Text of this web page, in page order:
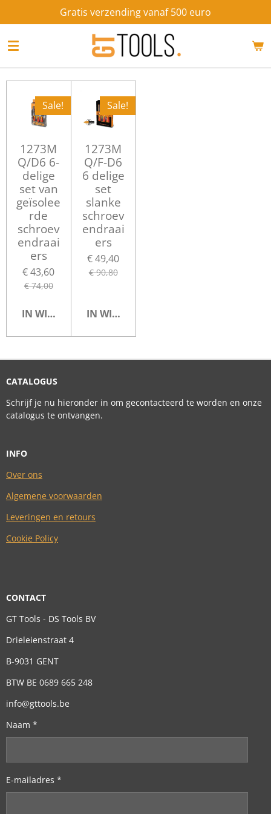
direct
naar
Gratis verzending vanaf 500 euro
Sale!
1273M
Q/D6 6-
delige
set van
geïsolee
rde
schroev
endraai
ers
€ 43,60
€ 74,00
IN WINKELWAGEN
Sale!
1273M
Q/F-D6
6 delige
set
slanke
schroev
endraai
ers
€ 49,40
€ 90,80
IN WINKELWAGEN
CATALOGUS
Schrijf je nu hieronder in om gecontacteerd te worden en onze
catalogus te ontvangen.
INFO
Over ons
Algemene voorwaarden
Leveringen en retours
Cookie Policy
CONTACT
GT Tools - DS Tools BV
Drieleienstraat 4
B-9031 GENT
BTW BE 0689 665 248
info@gttools.be
Naam *
E-mailadres *